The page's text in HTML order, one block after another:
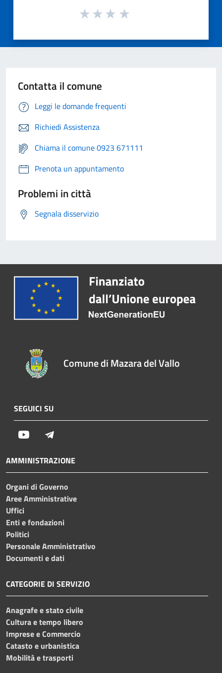
Contatta il comune
Leggi le domande frequenti
Richiedi Assistenza
Chiama il comune 0923 671111
Prenota un appuntamento
Problemi in città
Segnala disservizio
Comune di Mazara del Vallo
SEGUICI SU
Youtube
AMMINISTRAZIONE
Organi di Governo
Aree Amministrative
Uffici
Enti e fondazioni
Politici
Personale Amministrativo
Documenti e dati
CATEGORIE DI SERVIZIO
Anagrafe e stato civile
Cultura e tempo libero
Imprese e Commercio
Catasto e urbanistica
Mobilità e trasporti